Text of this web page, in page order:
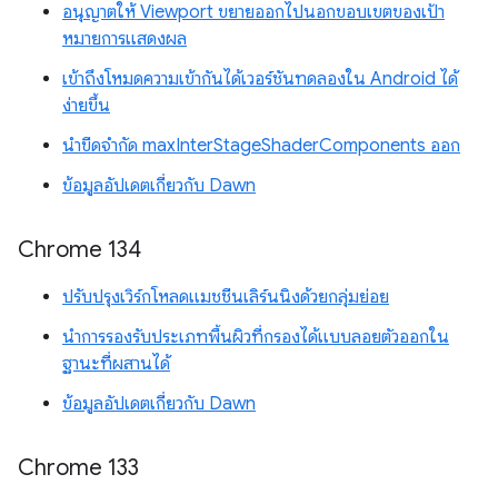
อนุญาตให้ Viewport ขยายออกไปนอกขอบเขตของเป้า
หมายการแสดงผล
เข้าถึงโหมดความเข้ากันได้เวอร์ชันทดลองใน Android ได้
ง่ายขึ้น
นำขีดจำกัด maxInterStageShaderComponents ออก
ข้อมูลอัปเดตเกี่ยวกับ Dawn
Chrome 134
ปรับปรุงเวิร์กโหลดแมชชีนเลิร์นนิงด้วยกลุ่มย่อย
นำการรองรับประเภทพื้นผิวที่กรองได้แบบลอยตัวออกใน
ฐานะที่ผสานได้
ข้อมูลอัปเดตเกี่ยวกับ Dawn
Chrome 133